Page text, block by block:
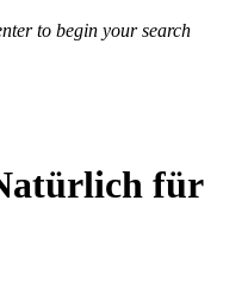
to begin your search
für